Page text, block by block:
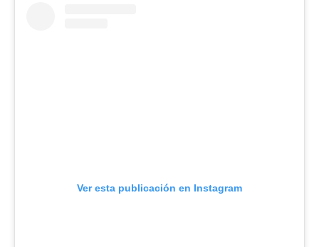
Ver esta publicación en Instagram